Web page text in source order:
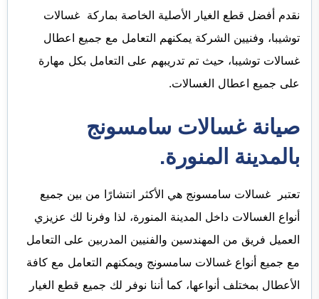
نقدم أفضل قطع الغيار الأصلية الخاصة بماركة غسالات
توشيبا، وفنيين الشركة يمكنهم التعامل مع جميع اعطال
غسالات توشيبا، حيث تم تدريبهم على التعامل بكل مهارة
على جميع اعطال الغسالات.
صيانة غسالات سامسونج
بالمدينة المنورة.
تعتبر غسالات سامسونج هي الأكثر انتشارًا من بين جميع
أنواع الغسالات داخل المدينة المنورة، لذا وفرنا لك عزيزي
العميل فريق من المهندسين والفنيين المدربين على التعامل
مع جميع أنواع غسالات سامسونج ويمكنهم التعامل مع كافة
الأعطال بمختلف أنواعها، كما أننا نوفر لك جميع قطع الغيار